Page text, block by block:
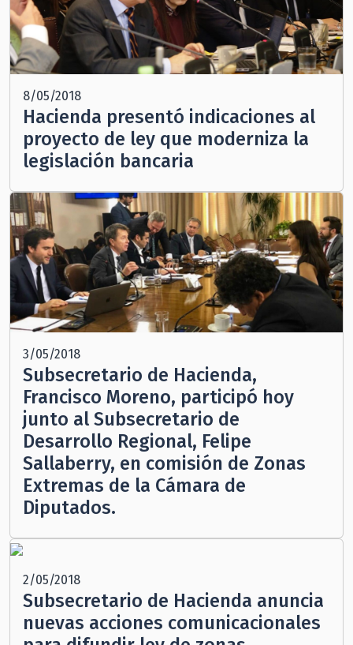
8/05/2018
Hacienda presentó indicaciones al
proyecto de ley que moderniza la
legislación bancaria
3/05/2018
Subsecretario de Hacienda,
Francisco Moreno, participó hoy
junto al Subsecretario de
Desarrollo Regional, Felipe
Sallaberry, en comisión de Zonas
Extremas de la Cámara de
Diputados.
2/05/2018
Subsecretario de Hacienda anuncia
nuevas acciones comunicacionales